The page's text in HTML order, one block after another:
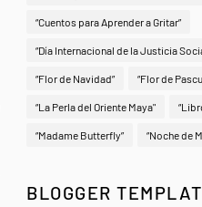
“Cuentos para Aprender a Gritar”
“Día Internacional de la Justicia
“Flor de Navidad” “Flor de
“La Perla del Oriente Maya"
“Madame Butterfly” “Noche de
BLOGGER